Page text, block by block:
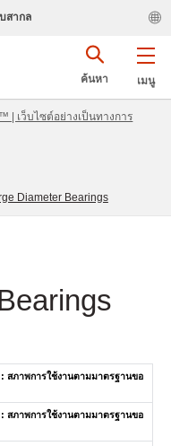
สากล
เมนู
ค้นหา
เว็บไซต์อย่างเป็นทางการ
Diameter Bearings
ภาพการใช้งานตามมาตรฐานขอ
ภาพการใช้งานตามมาตรฐานขอ